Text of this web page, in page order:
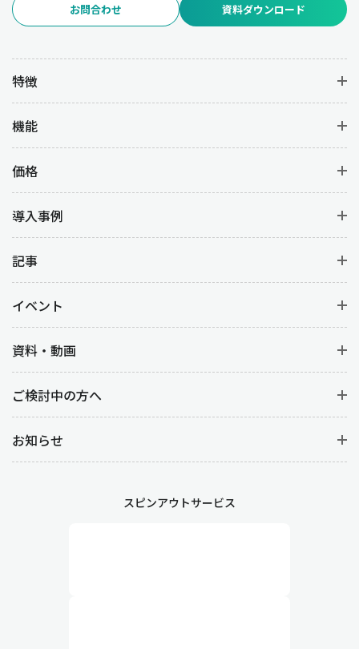
お問合わせ 資料ダウンロード
特徴
機能
価格
導入事例
記事
イベント
資料・動画
ご検討中の方へ
お知らせ
スピンアウトサービス